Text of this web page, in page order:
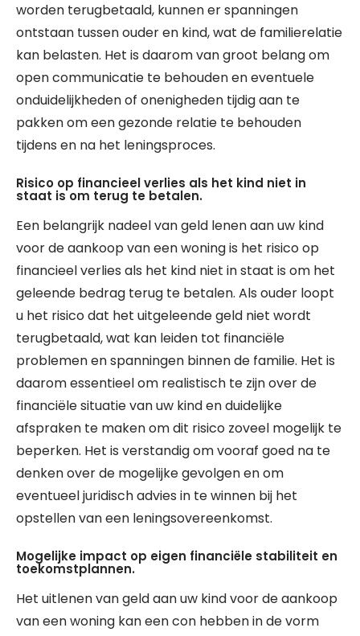
worden terugbetaald, kunnen er spanningen
ontstaan tussen ouder en kind, wat de familierelatie
kan belasten. Het is daarom van groot belang om
open communicatie te behouden en eventuele
onduidelijkheden of onenigheden tijdig aan te
pakken om een gezonde relatie te behouden
tijdens en na het leningsproces.
Risico op financieel verlies als het kind niet in
staat is om terug te betalen.
Een belangrijk nadeel van geld lenen aan uw kind
voor de aankoop van een woning is het risico op
financieel verlies als het kind niet in staat is om het
geleende bedrag terug te betalen. Als ouder loopt
u het risico dat het uitgeleende geld niet wordt
terugbetaald, wat kan leiden tot financiële
problemen en spanningen binnen de familie. Het is
daarom essentieel om realistisch te zijn over de
financiële situatie van uw kind en duidelijke
afspraken te maken om dit risico zoveel mogelijk te
beperken. Het is verstandig om vooraf goed na te
denken over de mogelijke gevolgen en om
eventueel juridisch advies in te winnen bij het
opstellen van een leningsovereenkomst.
Mogelijke impact op eigen financiële stabiliteit en
toekomstplannen.
Het uitlenen van geld aan uw kind voor de aankoop
van een woning kan een con hebben in de vorm